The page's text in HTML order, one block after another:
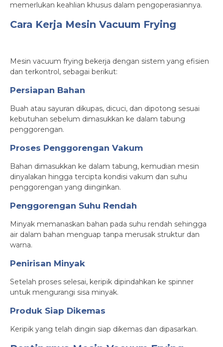
memerlukan keahlian khusus dalam pengoperasiannya.
Cara Kerja Mesin Vacuum Frying
Mesin vacuum frying bekerja dengan sistem yang efisien
dan terkontrol, sebagai berikut:
Persiapan Bahan
Buah atau sayuran dikupas, dicuci, dan dipotong sesuai
kebutuhan sebelum dimasukkan ke dalam tabung
penggorengan.
Proses Penggorengan Vakum
Bahan dimasukkan ke dalam tabung, kemudian mesin
dinyalakan hingga tercipta kondisi vakum dan suhu
penggorengan yang diinginkan.
Penggorengan Suhu Rendah
Minyak memanaskan bahan pada suhu rendah sehingga
air dalam bahan menguap tanpa merusak struktur dan
warna.
Penirisan Minyak
Setelah proses selesai, keripik dipindahkan ke spinner
untuk mengurangi sisa minyak.
Produk Siap Dikemas
Keripik yang telah dingin siap dikemas dan dipasarkan.